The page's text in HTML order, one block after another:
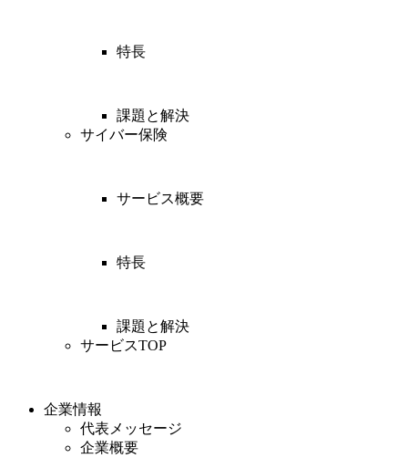
特長
課題と解決
サイバー保険
サービス概要
特長
課題と解決
サービスTOP
企業情報
代表メッセージ
企業概要